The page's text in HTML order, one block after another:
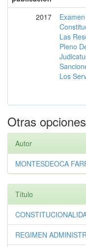
2017
Las
Pleno
Los
Otras
Autor
MONTESDEOCA
Título
REGIMEN